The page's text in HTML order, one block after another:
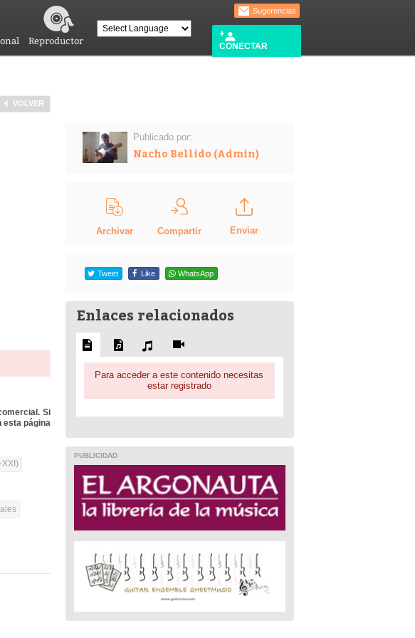
Reproductor
Sugerencias
CONECTAR
VOLVER
Si
esta página
Publicado por:
Nacho Bellido (Admin)
Archivar Compartir Enviar
Tweet Like WhatsApp
Enlaces relacionados
Para acceder a este contenido necesitas
estar registrado
PUBLICIDAD